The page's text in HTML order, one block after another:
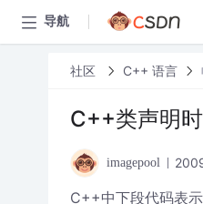
导航
社区 C++ 语言
C++类声明
imagepool
C++中下段代码表